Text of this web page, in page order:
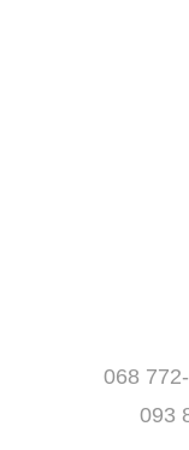
068
093